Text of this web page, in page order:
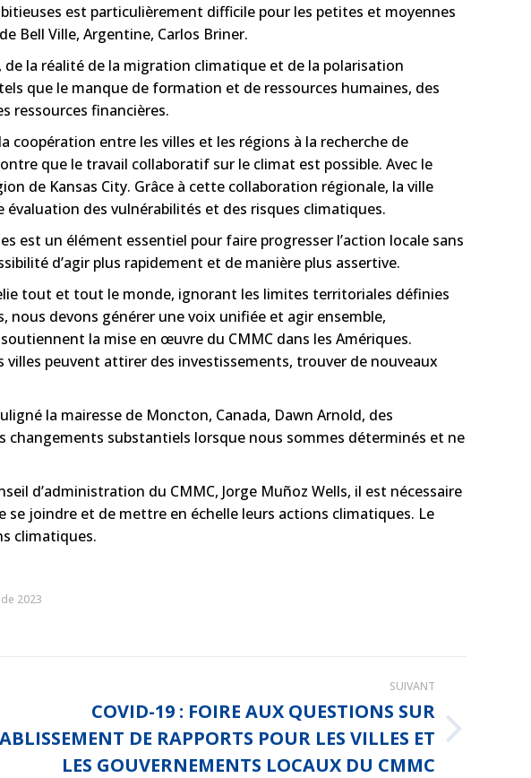
est particulièrement difficile pour les petites et moyennes
Bell Ville, Argentine, Carlos Briner.
de la réalité de la migration climatique et de la polarisation
que le manque de formation et de ressources humaines, des
ressources financières.
coopération entre les villes et les régions à la recherche de
que le travail collaboratif sur le climat est possible. Avec le
de Kansas City. Grâce à cette collaboration régionale, la ville
évaluation des vulnérabilités et des risques climatiques.
est un élément essentiel pour faire progresser l’action locale sans
d’agir plus rapidement et de manière plus assertive.
tout et tout le monde, ignorant les limites territoriales définies
nous devons générer une voix unifiée et agir ensemble,
la mise en œuvre du CMMC dans les Amériques.
villes peuvent attirer des investissements, trouver de nouveaux
la mairesse de Moncton, Canada, Dawn Arnold, des
substantiels lorsque nous sommes déterminés et ne
d’administration du CMMC, Jorge Muñoz Wells, il est nécessaire
joindre et de mettre en échelle leurs actions climatiques. Le
climatiques.
2023
SUIVANT
COVID-19 : FOIRE AUX QUESTIONS SUR
DE RAPPORTS POUR LES VILLES ET
LES GOUVERNEMENTS LOCAUX DU CMMC